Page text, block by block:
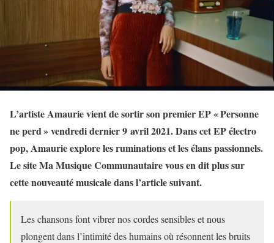
L’artiste Amaurie vient de sortir son premier EP « Personne
ne perd » vendredi dernier 9 avril 2021. Dans cet EP électro
pop, Amaurie explore les ruminations et les élans passionnels.
Le site Ma Musique Communautaire vous en dit plus sur
cette nouveauté musicale dans l’article suivant.
Les chansons font vibrer nos cordes sensibles et nous
plongent dans l’intimité des humains où résonnent les bruits